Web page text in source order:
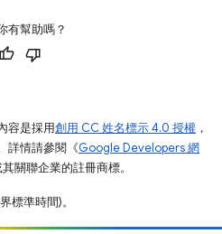
有幫助嗎？
容是採用創用 CC 姓名標示 4.0 授權 ，
詳情請參閱《Google Developers 網
關聯企業的註冊商標。
標準時間)。